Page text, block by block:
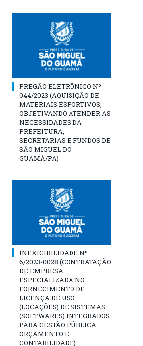
PREGÃO ELETRÔNICO Nº
044/2023 (AQUISIÇÃO DE
MATERIAIS ESPORTIVOS,
OBJETIVANDO ATENDER AS
NECESSIDADES DA
PREFEITURA,
SECRETARIAS E FUNDOS DE
SÃO MIGUEL DO
GUAMÁ/PA)
INEXIGIBILIDADE Nº
6/2023-0028 (CONTRATAÇÃO
DE EMPRESA
ESPECIALIZADA NO
FORNECIMENTO DE
LICENÇA DE USO
(LOCAÇÕES) DE SISTEMAS
(SOFTWARES) INTEGRADOS
PARA GESTÃO PÚBLICA –
ORÇAMENTO E
CONTABILIDADE)